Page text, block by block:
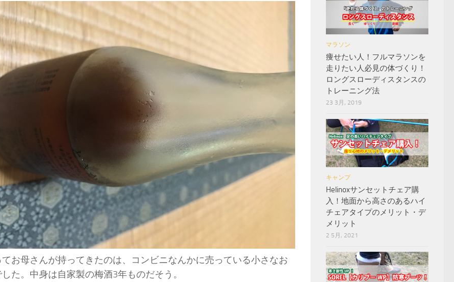
お母さんが持ってきたのは、コンビニなんかに売っている小さなお
た。中身は自家製の梅酒3年ものだそう。
マラソン
痩せたい人！フルマラソンを
走りたい人必見の体づくり！
ロングスローディスタンスの
トレーニング法
23 3月, 2019
キャンプ
Helinoxサンセットチェア購
入！地面から高さのあるハイ
チェアタイプのメリット・デ
メリット
2 5月, 2021